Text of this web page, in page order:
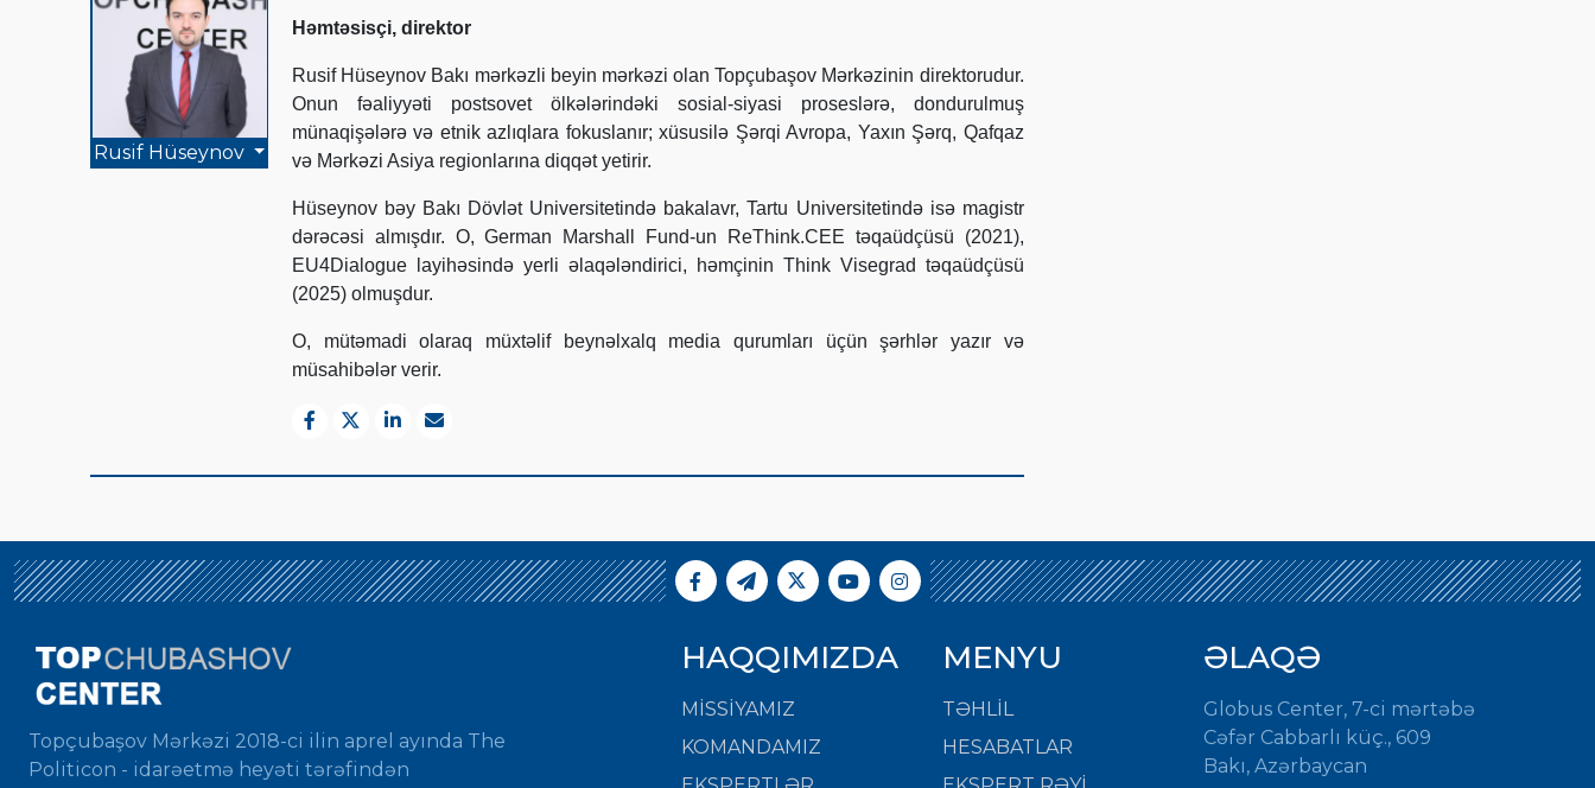
Rusif Hüseynov
Həmtəsisçi, direktor
Rusif Hüseynov Bakı mərkəzli beyin mərkəzi olan Topçubaşov Mərkəzinin direktorudur.
Onun fəaliyyəti postsovet ölkələrindəki sosial-siyasi proseslərə, dondurulmuş
münaqişələrə və etnik azlıqlara fokuslanır; xüsusilə Şərqi Avropa, Yaxın Şərq, Qafqaz
və Mərkəzi Asiya regionlarına diqqət yetirir.
Hüseynov bəy Bakı Dövlət Universitetində bakalavr, Tartu Universitetində isə magistr
dərəcəsi almışdır. O, German Marshall Fund-un ReThink.CEE təqaüdçüsü (2021),
EU4Dialogue layihəsində yerli əlaqələndirici, həmçinin Think Visegrad təqaüdçüsü
(2025) olmuşdur.
O, mütəmadi olaraq müxtəlif beynəlxalq media qurumları üçün şərhlər yazır və
müsahibələr verir.
Topçubaşov Mərkəzi 2018-ci ilin aprel ayında The
Politicon - idarəetmə heyəti tərəfindən
HAQQIMIZDA
MISSIYAMIZ
KOMANDAMIZ
MENYU
TƏHLİL
HESABATLAR
ƏLAQƏ
Globus Center, 7-ci mərtəbə
Cəfər Cabbarlı küç., 609
Bakı, Azərbaycan